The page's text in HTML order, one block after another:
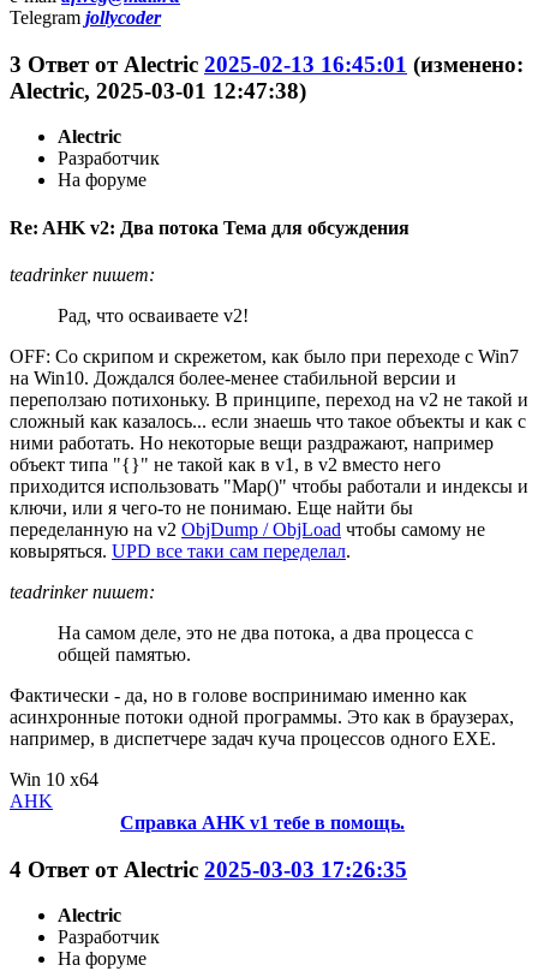
Telegram jollycoder
3 Ответ от Alectric 2025-02-13 16:45:01 (изменено:
Alectric, 2025-03-01 12:47:38)
Alectric
Разработчик
На форуме
Re: AHK v2: Два потока Тема для обсуждения
teadrinker пишет:
Рад, что осваиваете v2!
OFF: Со скрипом и скрежетом, как было при переходе с Win7
на Win10. Дождался более-менее стабильной версии и
переползаю потихоньку. В принципе, переход на v2 не такой и
сложный как казалось... если знаешь что такое объекты и как с
ними работать. Но некоторые вещи раздражают, например
объект типа "{}" не такой как в v1, в v2 вместо него
приходится использовать "Map()" чтобы работали и индексы и
ключи, или я чего-то не понимаю. Еще найти бы
переделанную на v2 ObjDump / ObjLoad чтобы самому не
ковыряться. UPD все таки сам переделал.
teadrinker пишет:
На самом деле, это не два потока, а два процесса с
общей памятью.
Фактически - да, но в голове воспринимаю именно как
асинхронные потоки одной программы. Это как в браузерах,
например, в диспетчере задач куча процессов одного EXE.
Win 10 x64
AHK
Справка AHK v1 тебе в помощь.
4 Ответ от Alectric 2025-03-03 17:26:35
Alectric
Разработчик
На форуме